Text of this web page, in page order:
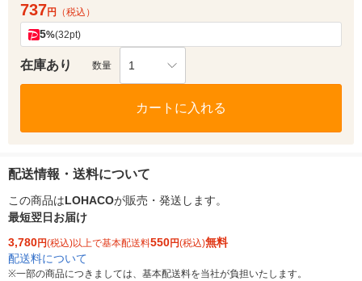
737円 （税込）
5%(32pt)
在庫あり 数量 1
カートに入れる
配送情報・送料について
この商品はLOHACOが販売・発送します。
最短翌日お届け
3,780円(税込)以上で基本配送料550円(税込)無料
配送料について
※一部の商品につきましては、基本配送料を当社が負担いたします。